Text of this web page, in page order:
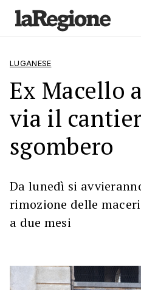
LUGANESE
Ex Macello
via il
sgombero
Da lunedì si
rimozione delle
a due mesi